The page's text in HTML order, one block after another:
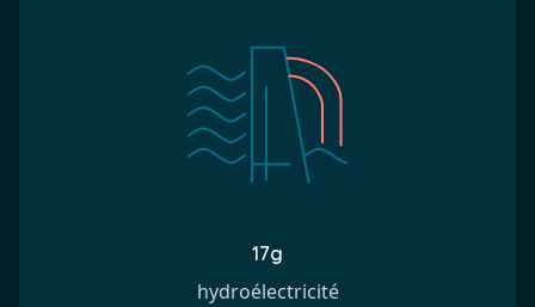
17g
hydroélectricité